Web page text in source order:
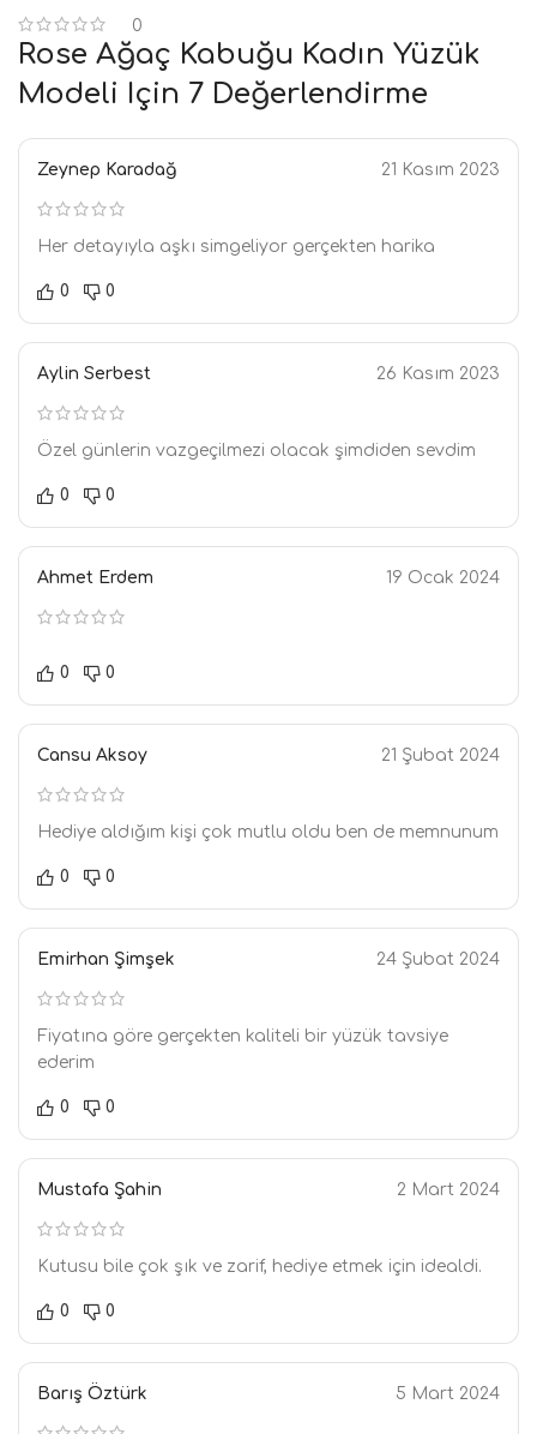
0
Rose Ağaç Kabuğu Kadın Yüzük
Modeli Için 7 Değerlendirme
Zeynep Karadağ 21 Kasım 2023
Her detayıyla aşkı simgeliyor gerçekten harika
0 0
Aylin Serbest 26 Kasım 2023
Özel günlerin vazgeçilmezi olacak şimdiden sevdim
0 0
Ahmet Erdem 19 Ocak 2024
0 0
Cansu Aksoy 21 Şubat 2024
Hediye aldığım kişi çok mutlu oldu ben de memnunum
0 0
Emirhan Şimşek 24 Şubat 2024
Fiyatına göre gerçekten kaliteli bir yüzük tavsiye
ederim
0 0
Mustafa Şahin 2 Mart 2024
Kutusu bile çok şık ve zarif, hediye etmek için idealdi.
0 0
Barış Öztürk 5 Mart 2024